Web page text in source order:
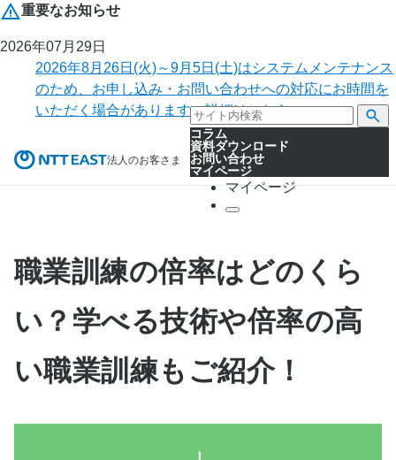
重要なお知らせ
2026年07月29日
2026年8月26日(火)～9月5日(土)はシステムメンテナンス
のため、お申し込み・お問い合わせへの対応にお時間を
いただく場合があります。詳細はこちら。
法人のお客さま
コラム
資料ダウンロード
お問い合わせ
マイページ
マイページ
職業訓練の倍率はどのくら
い？学べる技術や倍率の高
い職業訓練もご紹介！